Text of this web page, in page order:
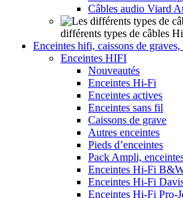
Câbles audio Viard
différents types de câbles
Enceintes hifi, caissons de graves,
Enceintes HIFI
Nouveautés
Enceintes Hi-Fi
Enceintes actives
Enceintes sans fil
Caissons de grave
Autres enceintes
Pieds d’enceintes
Pack Ampli,
Enceintes Hi-Fi
Enceintes Hi-Fi
Enceintes Hi-Fi Pro-